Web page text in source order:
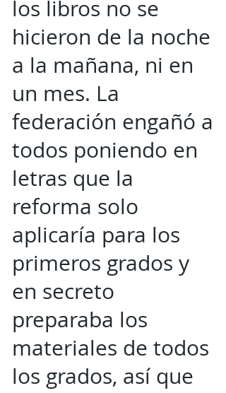
los libros no se
hicieron de la noche
a la mañana, ni en
un mes. La
federación engañó a
todos poniendo en
letras que la
reforma solo
aplicaría para los
primeros grados y
en secreto
preparaba los
materiales de todos
los grados, así que